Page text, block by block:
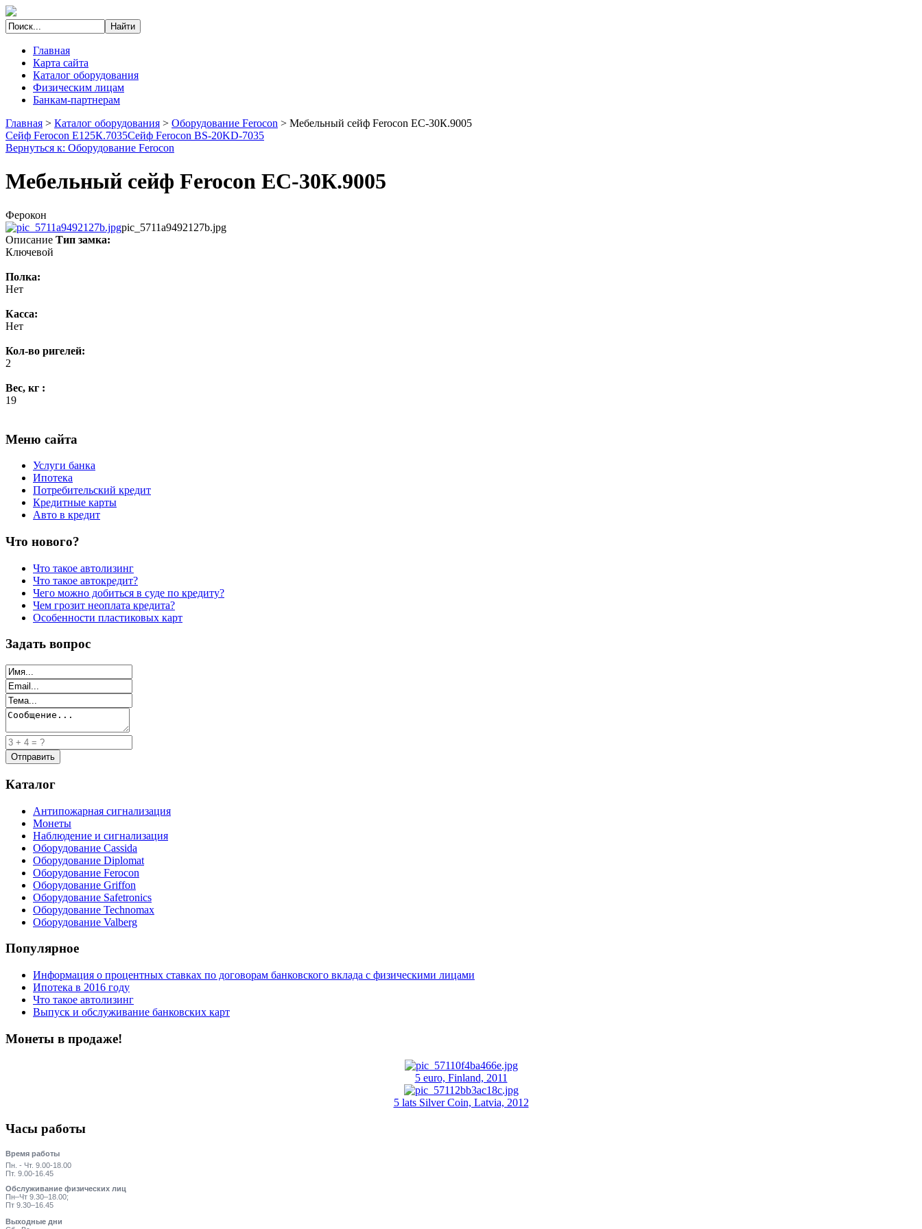
Главная
Карта сайта
Каталог оборудования
Физическим лицам
Банкам-партнерам
Главная > Каталог оборудования > Оборудование Ferocon > Мебельный сейф Ferocon ЕС-30К.9005
Сейф Ferocon Е125К.7035Сейф Ferocon BS-20KD-7035
Вернуться к: Оборудование Ferocon
Мебельный сейф Ferocon ЕС-30К.9005
Ферокон
pic_5711a9492127b.jpg
Описание Тип замка:
Ключевой
Полка:
Нет
Касса:
Нет
Кол-во ригелей:
2
Вес, кг :
19
Меню сайта
Услуги банка
Ипотека
Потребительский кредит
Кредитные карты
Авто в кредит
Что нового?
Что такое автолизинг
Что такое автокредит?
Чего можно добиться в суде по кредиту?
Чем грозит неоплата кредита?
Особенности пластиковых карт
Задать вопрос
Каталог
Антипожарная сигнализация
Монеты
Наблюдение и сигнализация
Оборудование Cassida
Оборудование Diplomat
Оборудование Ferocon
Оборудование Griffon
Оборудование Safetronics
Оборудование Technomax
Оборудование Valberg
Популярное
Информация о процентных ставках по договорам банковского вклада с физическими лицами
Ипотека в 2016 году
Что такое автолизинг
Выпуск и обслуживание банковских карт
Монеты в продаже!
5 euro, Finland, 2011
5 lats Silver Coin, Latvia, 2012
Часы работы
Время работы
Пн. - Чт. 9.00-18.00
Пт. 9.00-16.45
Обслуживание физических лиц
Пн–Чт 9.30–18.00;
Пт 9.30–16.45
Выходные дни